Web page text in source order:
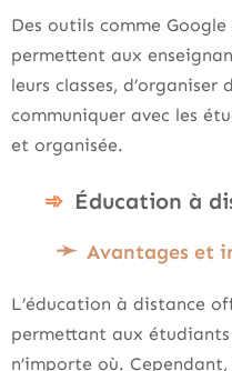
Des outils comme
permettent aux
leurs classes, d’organiser
communiquer avec les
et organisée.
Éducation à
Avantages et
L’éducation à distance
permettant aux étudiants
n’importe où.